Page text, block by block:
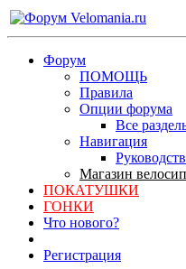
Форум
ПОМОЩЬ
Правила
Опции форума
Все
Навигация
Магазин
ПОКАТУШКИ
ГОНКИ
Что нового?
Регистрация